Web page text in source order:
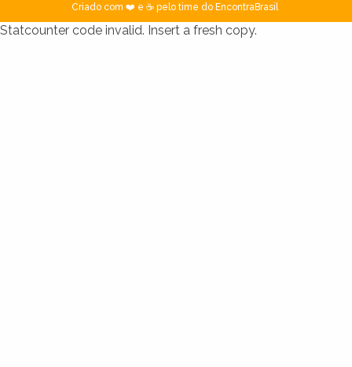
Criado com ❤️ e ☕ pelo time do EncontraBrasil
Statcounter code invalid. Insert a fresh copy.